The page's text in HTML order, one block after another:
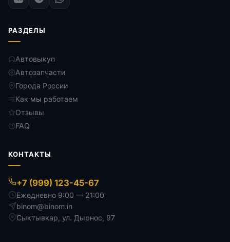
РАЗДЕЛЫ
Автовыкуп
Автозапчасти
Города России
Как мы работаем
Отзывы
FAQ
КОНТАКТЫ
+7 (999) 123-45-67
Ежедневно 9:00 — 21:00
binom@binom.in
Сыктывкар, ул. Дырнос, 97